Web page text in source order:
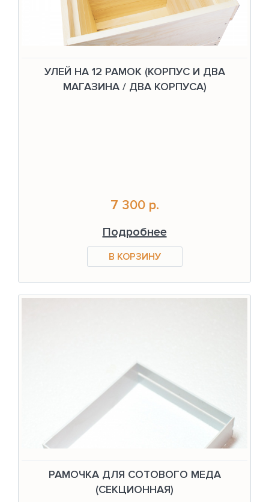
УЛЕЙ НА 12 РАМОК (КОРПУС И ДВА
МАГАЗИНА / ДВА КОРПУСА)
7 300 р.
Подробнее
РАМОЧКА ДЛЯ СОТОВОГО МЕДА
(СЕКЦИОННАЯ)